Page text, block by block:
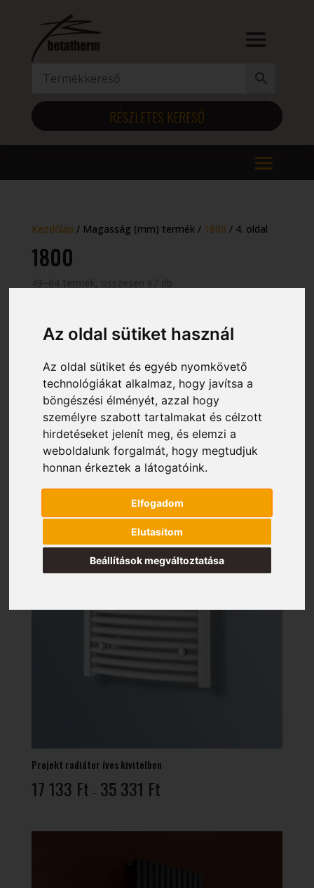
Az oldal sütiket használ
Az oldal sütiket és egyéb nyomkövető
technológiákat alkalmaz, hogy javítsa a
böngészési élményét, azzal hogy
személyre szabott tartalmakat és célzott
hirdetéseket jelenít meg, és elemzi a
weboldalunk forgalmát, hogy megtudjuk
honnan érkeztek a látogatóink.
Elfogadom
Elutasítom
Beállítások megváltoztatása
RÉSZLETES KERESŐ
Kezdőlap / Magasság (mm) termék / 1800 / 4. oldal
1800
Projekt radiátor íves kivitelben
17 133 Ft – 35 331 Ft17
-